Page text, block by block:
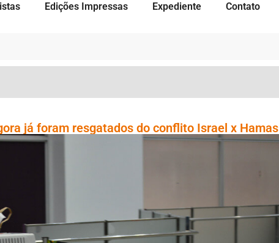
Edições Impressas Expediente Contato
já foram resgatados do conflito Israel x Hamas